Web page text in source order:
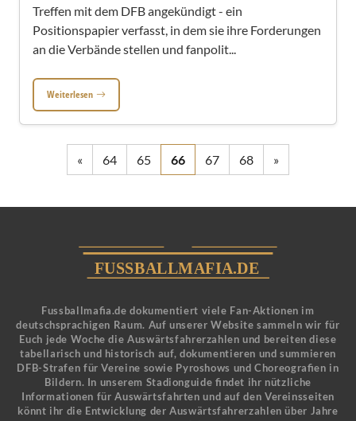
Treffen mit dem DFB angekündigt - ein
Positionspapier verfasst, in dem sie ihre Forderungen
an die Verbände stellen und fanpolit...
Weiterlesen
« 64 65 66 67 68 »
Fussballmafia.de dokumentiert viele Fan-Aktionen im
deutschsprachigen Raum. Auf unserer Website sammeln wir für
Euch jede Woche die Auswärtsfahrerzahlen und bereiten diese
tabellarisch und historisch auf, dokumentieren und summieren
DFB-Strafen für Vereine sowie Pyroshows und Choreografien in
Bildern. In unserem Stadionguide findet ihr nützliche
Informationen für Auswärtsfahrten und auf den Vereinsseiten
könnt ihr die Entwicklung der Auswärtsfahrerzahlen über Jahre